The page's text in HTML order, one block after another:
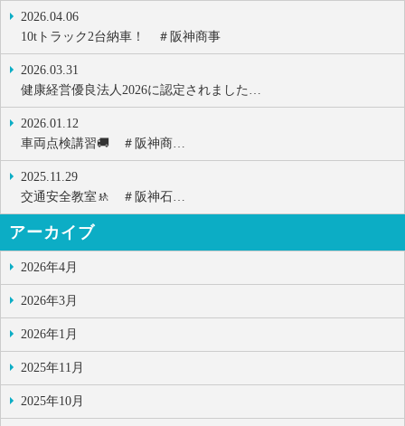
2026.04.06
10tトラック2台納車！ ＃阪神商事
2026.03.31
健康経営優良法人2026に認定されました…
2026.01.12
車両点検講習🚚 ＃阪神商…
2025.11.29
交通安全教室🚸 ＃阪神石…
アーカイブ
2026年4月
2026年3月
2026年1月
2025年11月
2025年10月